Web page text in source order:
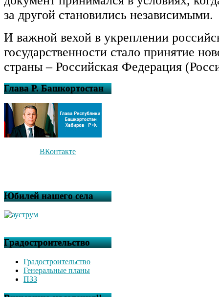
за другой становились независимыми.
И важной вехой в укреплении
государственности стало принятие
страны – Российская Федерация
Глава Р. Башкортостан
ВКонтакте
Юбилей нашего села
Градостроительство
Градостроительство
Генеральные планы
ПЗЗ